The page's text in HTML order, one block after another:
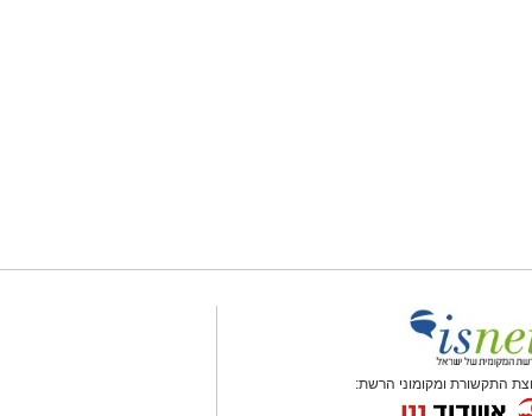
התקשורת ומקומוני הרשת: